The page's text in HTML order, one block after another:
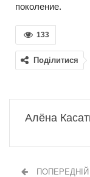
поколение.
133
Поділитися
Алёна